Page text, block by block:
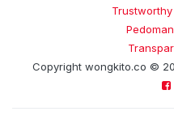
Copyright wongkito.co ©